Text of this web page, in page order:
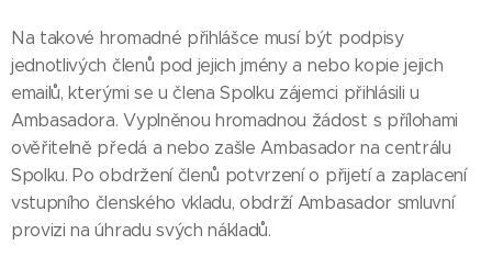
Na takové hromadné přihlášce musí být podpisy
jednotlivých členů pod jejich jmény a nebo kopie jejich
emailů, kterými se u člena Spolku zájemci přihlásili u
Ambasadora. Vyplněnou hromadnou žádost s přílohami
ověřitelně předá a nebo zašle Ambasador na centrálu
Spolku. Po obdržení členů potvrzení o přijetí a zaplacení
vstupního členského vkladu, obdrží Ambasador smluvní
provizi na úhradu svých nákladů.